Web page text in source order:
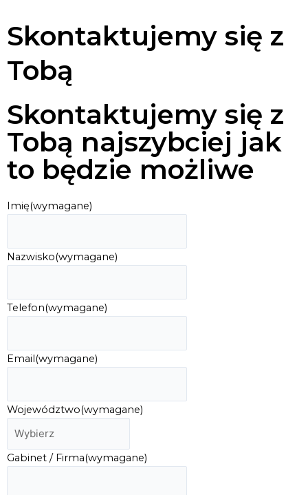
Skontaktujemy się z
Tobą
Skontaktujemy się z
Tobą najszybciej jak
to będzie możliwe
Imię(wymagane)
Nazwisko(wymagane)
Telefon(wymagane)
Email(wymagane)
Województwo(wymagane)
Gabinet / Firma(wymagane)